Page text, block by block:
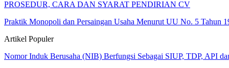
PROSEDUR, CARA DAN SYARAT PENDIRIAN CV
Praktik Monopoli dan Persaingan Usaha Menurut UU No. 5 Tahun
Artikel Populer
Nomor Induk Berusaha (NIB) Berfungsi Sebagai SIUP, TDP, API